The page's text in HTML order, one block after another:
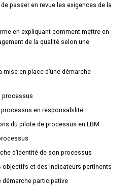
passer en revue les exigences de la
en expliquant comment mettre en
de la qualité selon une
mise en place d’une démarche
processus
en responsabilité
du pilote de processus en LBM
d’identité de son processus
objectifs et des indicateurs pertinents
démarche participative